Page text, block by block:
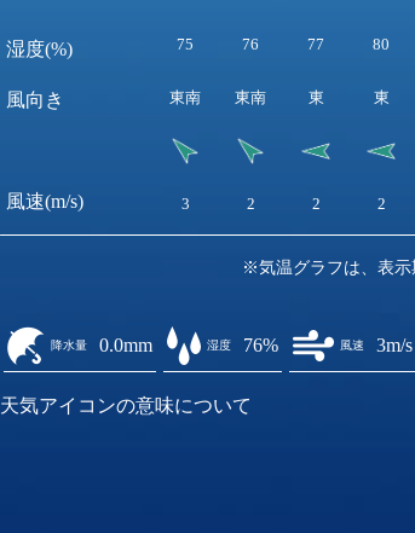
湿度(%)
風向き
風速(m/s)
75 76 77 80
東南 東南 東 東
3 2 2 2
※気温グラフは、表示
降水量 0.0mm 湿度 76% 風速 3m/s
天気アイコンの意味について